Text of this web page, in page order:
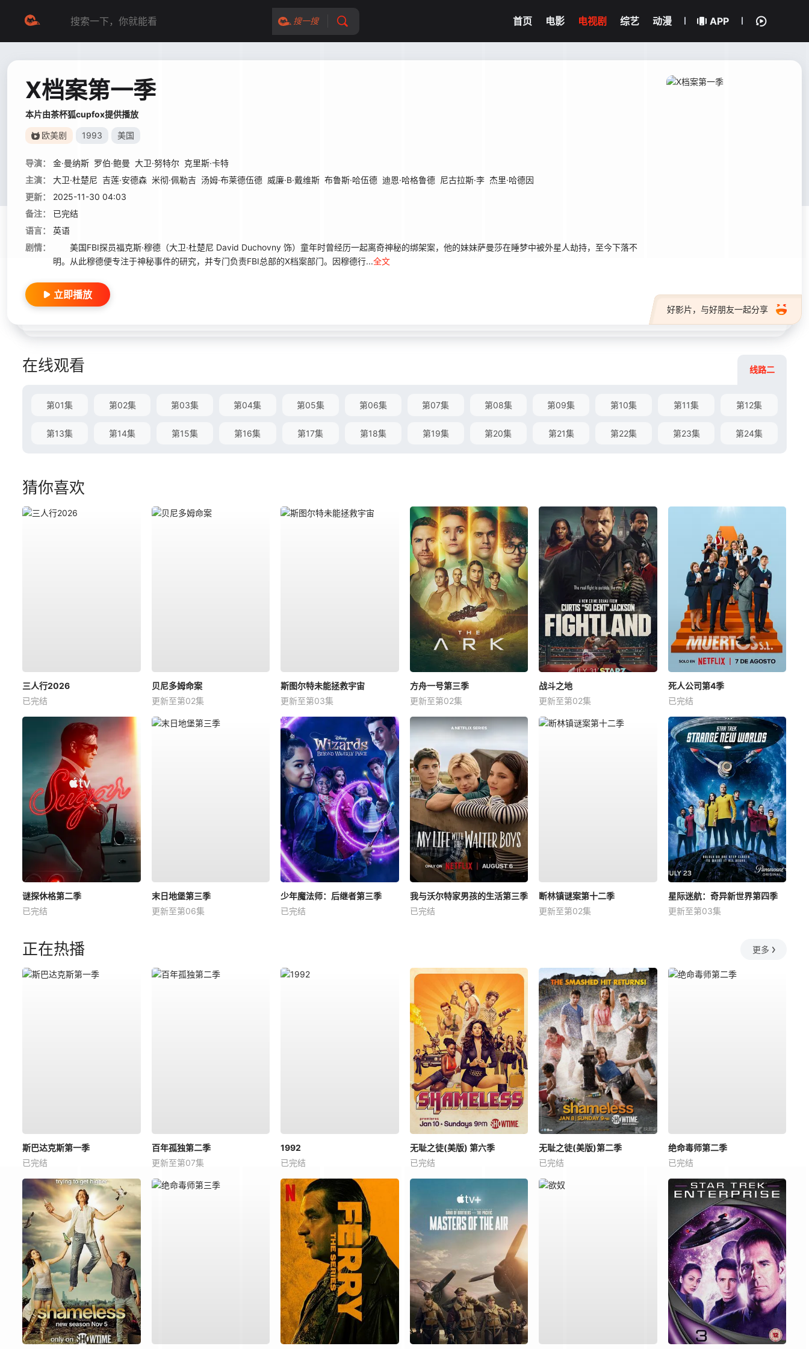
搜一搜 首页 电影 电视剧 综艺 动漫 APP
X档案第一季
本片由茶杯狐cupfox提供播放
欧美剧 1993 美国
导演： 金·曼纳斯 罗伯·鲍曼 大卫·努特尔 克里斯·卡特
主演：
大卫·杜楚尼 吉莲·安德森 米彻·佩勒吉 汤姆·布莱德伍德 威廉·B·戴维斯 布鲁斯·哈伍德 迪恩·哈格鲁德 尼古拉斯·李 杰里·哈德因
更新：
2025-11-30 04:03
备注：
已完结
语言：
英语
剧情：
美国FBI探员福克斯·穆德（大卫·杜楚尼 David Duchovny 饰）童年时曾经历一起离奇神秘的绑架案，他的妹妹萨曼莎在睡梦中被外星人劫持，至今下落不
明。从此穆德便专注于神秘事件的研究，并专门负责FBI总部的X档案部门。因穆德行...全文
好影片，与好朋友一起分享
立即播放
在线观看 线路二
第01集 第02集 第03集 第04集 第05集 第06集 第07集 第08集 第09集 第10集 第11集 第12集
第13集 第14集 第15集 第16集 第17集 第18集 第19集 第20集 第21集 第22集 第23集 第24集
猜你喜欢
三人行2026
已完结
贝尼多姆命案
更新至第02集
斯图尔特未能拯救宇宙
更新至第03集
方舟一号第三季
更新至第02集
战斗之地
更新至第02集
死人公司第4季
已完结
谜探休格第二季
已完结
末日地堡第三季
更新至第06集
少年魔法师：后继者第三季
已完结
我与沃尔特家男孩的生活第三季
已完结
断林镇谜案第十二季
更新至第02集
星际迷航：奇异新世界第四季
更新至第03集
正在热播 更多
斯巴达克斯第一季
已完结
百年孤独第二季
更新至第07集
1992
已完结
无耻之徒(美版) 第六季
已完结
无耻之徒(美版)第二季
已完结
绝命毒师第二季
已完结